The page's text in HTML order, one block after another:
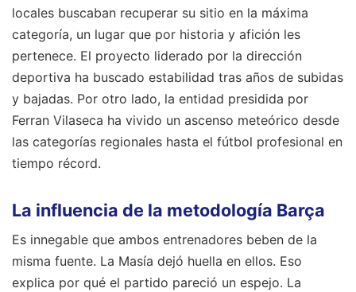
locales buscaban recuperar su sitio en la máxima
categoría, un lugar que por historia y afición les
pertenece. El proyecto liderado por la dirección
deportiva ha buscado estabilidad tras años de subidas
y bajadas. Por otro lado, la entidad presidida por
Ferran Vilaseca ha vivido un ascenso meteórico desde
las categorías regionales hasta el fútbol profesional en
tiempo récord.
La influencia de la metodología Barça
Es innegable que ambos entrenadores beben de la
misma fuente. La Masía dejó huella en ellos. Eso
explica por qué el partido pareció un espejo. La